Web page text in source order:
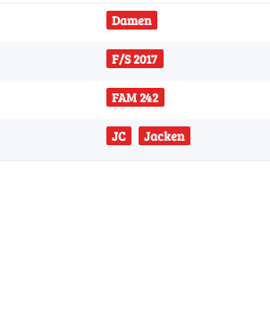
Damen
F/S 2017
FAM 242
JC Jacken